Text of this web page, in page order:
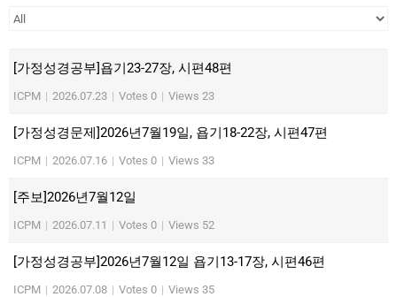
[가정성경공부]욥기23-27장, 시편48편
ICPM | 2026.07.23 | Votes 0 | Views 23
[가정성경문제]2026년7월19일, 욥기18-22장, 시편47편
ICPM | 2026.07.16 | Votes 0 | Views 33
[주보]2026년7월12일
ICPM | 2026.07.11 | Votes 0 | Views 52
[가정성경공부]2026년7월12일 욥기13-17장, 시편46편
ICPM | 2026.07.08 | Votes 0 | Views 35